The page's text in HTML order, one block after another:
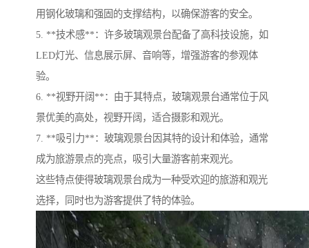
用钢化玻璃和强固的支撑结构，以确保游客的安全。
5. **技术感**：许多玻璃观景台配备了高科技设施，如
LED灯光、信息展示屏、音响等，增强游客的参观体
验。
6. **视野开阔**：由于其特点，玻璃观景台通常位于风
景优美的高处，视野开阔，适合摄影和观光。
7. **吸引力**：玻璃观景台因其特的设计和体验，通常
成为旅游景点的亮点，吸引大量游客前来观光。
这些特点使得玻璃观景台成为一种受欢迎的旅游和观光
选择，同时也为游客提供了特的体验。